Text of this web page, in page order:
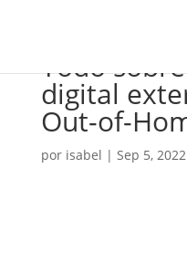
Todo
digital
Out-of-
por isabel | Sep 5, 2022